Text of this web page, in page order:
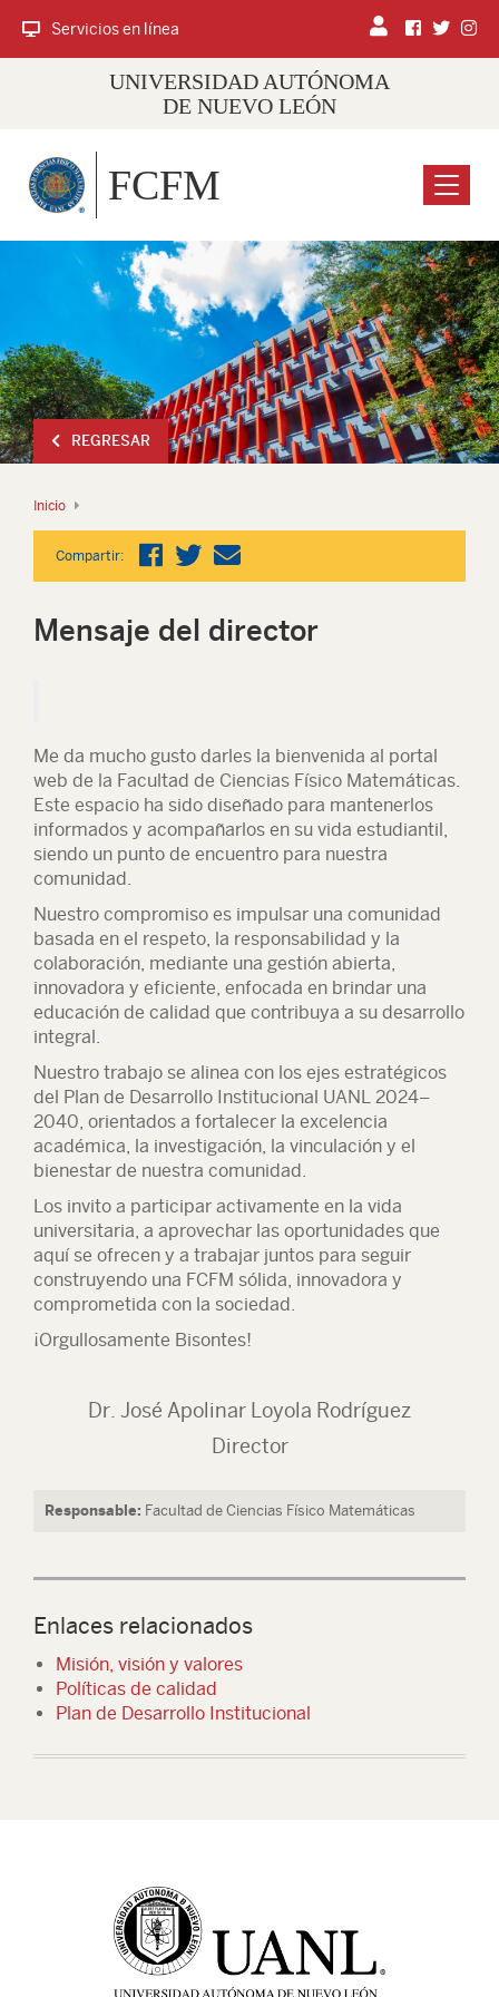
Servicios en línea
UNIVERSIDAD AUTÓNOMA
DE NUEVO LEÓN
Menu
FCFM
REGRESAR
Inicio
Compartir:
Mensaje del director
Me da mucho gusto darles la bienvenida al portal
web de la Facultad de Ciencias Físico Matemáticas.
Este espacio ha sido diseñado para mantenerlos
informados y acompañarlos en su vida estudiantil,
siendo un punto de encuentro para nuestra
comunidad.
Nuestro compromiso es impulsar una comunidad
basada en el respeto, la responsabilidad y la
colaboración, mediante una gestión abierta,
innovadora y eficiente, enfocada en brindar una
educación de calidad que contribuya a su desarrollo
integral.
Nuestro trabajo se alinea con los ejes estratégicos
del Plan de Desarrollo Institucional UANL 2024–
2040, orientados a fortalecer la excelencia
académica, la investigación, la vinculación y el
bienestar de nuestra comunidad.
Los invito a participar activamente en la vida
universitaria, a aprovechar las oportunidades que
aquí se ofrecen y a trabajar juntos para seguir
construyendo una FCFM sólida, innovadora y
comprometida con la sociedad.
¡Orgullosamente Bisontes!
Dr. José Apolinar Loyola Rodríguez
Director
Responsable: Facultad de Ciencias Físico Matemáticas
Enlaces relacionados
Misión, visión y valores
Políticas de calidad
Plan de Desarrollo Institucional